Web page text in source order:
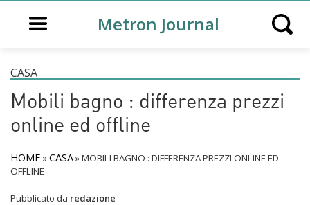
Open main menuMetron Journal Open
CASA
Mobili bagno : differenza prezzi
online ed offline
HOME »CASA»MOBILI BAGNO : DIFFERENZA PREZZI ONLINE ED
OFFLINE
Pubblicato da redazione